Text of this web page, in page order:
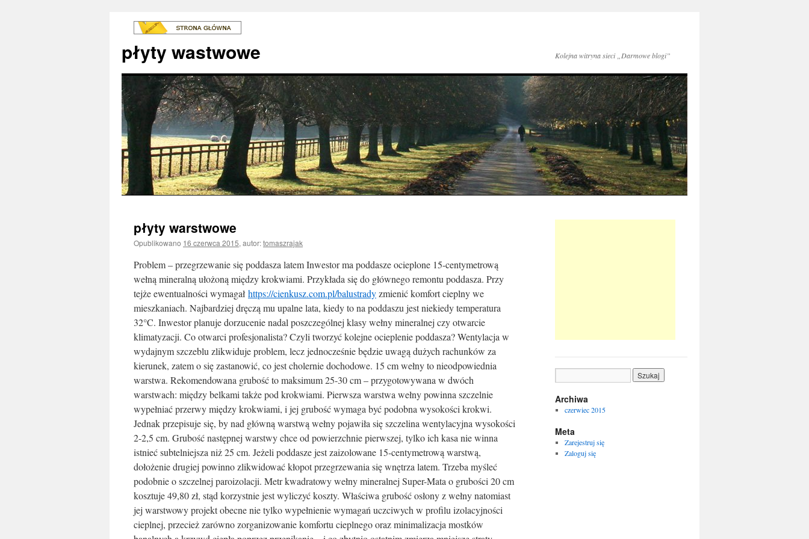
płyty wastwowe Kolejna witryna sieci „Darmowe blogi”
płyty warstwowe
Opublikowano 16 czerwca 2015, autor:tomaszrajak
Problem – przegrzewanie się poddasza latem Inwestor ma poddasze ocieplone 15-centymetrową
wełną mineralną ułożoną między krokwiami. Przykłada się do głównego remontu poddasza. Przy
tejże ewentualności wymagał https://cienkusz.com.pl/balustradyzmienić komfort cieplny we
mieszkaniach. Najbardziej dręczą mu upalne lata, kiedy to na poddaszu jest niekiedy temperatura
32°C. Inwestor planuje dorzucenie nadal poszczególnej klasy wełny mineralnej czy otwarcie
klimatyzacji. Co otwarci profesjonalista? Czyli tworzyć kolejne ocieplenie poddasza? Wentylacja w
wydajnym szczeblu zlikwiduje problem, lecz jednocześnie będzie uwagą dużych rachunków za
kierunek, zatem o się zastanowić, co jest cholernie dochodowe. 15 cm wełny to nieodpowiednia
warstwa. Rekomendowana grubość to maksimum 25-30 cm – przygotowywana w dwóch
warstwach: między belkami także pod krokwiami. Pierwsza warstwa wełny powinna szczelnie
wypełniać przerwy między krokwiami, i jej grubość wymaga być podobna wysokości krokwi.
Jednak przepisuje się, by nad główną warstwą wełny pojawiła się szczelina wentylacyjna wysokości
2-2,5 cm. Grubość następnej warstwy chce od powierzchnie pierwszej, tylko ich kasa nie winna
istnieć subtelniejsza niż 25 cm. Jeżeli poddasze jest zaizolowane 15-centymetrową warstwą,
dołożenie drugiej powinno zlikwidować kłopot przegrzewania się wnętrza latem. Trzeba myśleć
podobnie o szczelnej paroizolacji. Metr kwadratowy wełny mineralnej Super-Mata o grubości 20 cm
kosztuje 49,80 zł, stąd korzystnie jest wyliczyć koszty. Właściwa grubość osłony z wełny natomiast
jej warstwowy projekt obecne nie tylko wypełnienie wymagań uczciwych w profilu izolacyjności
cieplnej, przecież zarówno zorganizowanie komfortu cieplnego oraz minimalizacja mostków
Archiwa
czerwiec 2015
Meta
Zarejestruj się
Zaloguj się